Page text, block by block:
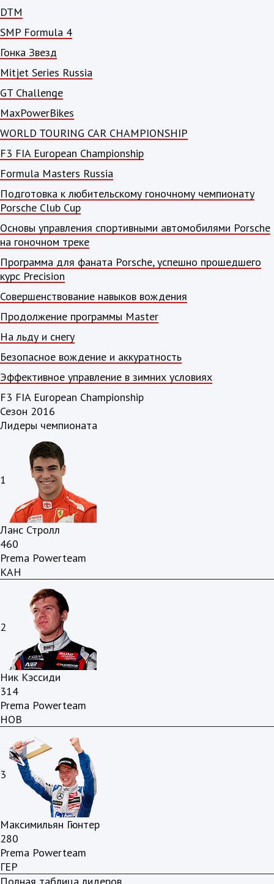
DTM
SMP Formula 4
Гонка Звезд
Mitjet Series Russia
GT Challenge
MaxPowerBikes
WORLD TOURING CAR CHAMPIONSHIP
F3 FIA European Championship
Formula Masters Russia
Подготовка к любительскому гоночному чемпионату
Porsche Club Cup
Основы управления спортивными автомобилями Porsche
на гоночном треке
Программа для фаната Porsche, успешно прошедшего
курс Precision
Совершенствование навыков вождения
Продолжение программы Master
На льду и снегу
Безопасное вождение и аккуратность
Эффективное управление в зимних условиях
F3 FIA European Championship
Сезон 2016
Лидеры чемпионата
1
Ланс Стролл
460
Prema Powerteam
КАН
2
Ник Кэссиди
314
Prema Powerteam
НОВ
3
Максимильян Гюнтер
280
Prema Powerteam
ГЕР